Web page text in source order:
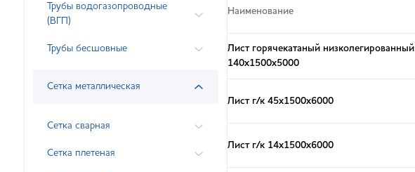
Трубы водогазопроводные
(ВГП)
Трубы бесшовные
Сетка металлическая
Сетка сварная
Сетка плетеная
Наименование
Лист горячекатаный низколегированный
140х1500х5000
Лист г/к 45х1500х6000
Лист г/к 14х1500х6000